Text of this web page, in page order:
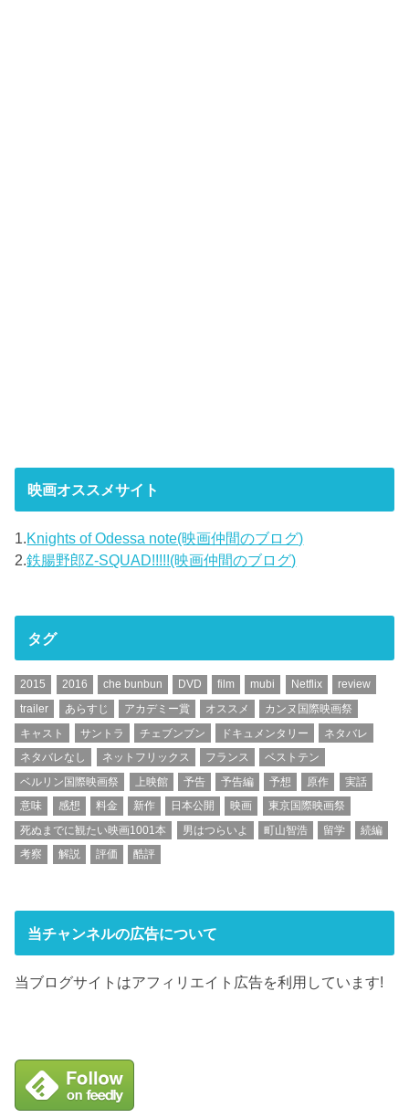
映画オススメサイト
1.Knights of Odessa note(映画仲間のブログ)
2.鉄腸野郎Z-SQUAD!!!!!(映画仲間のブログ)
タグ
2015 2016 che bunbun DVD film mubi Netflix
review
trailer
あらすじ アカデミー賞 オススメ
カンヌ国際映画祭
キャスト
サントラ チェブンブン ドキュメンタリー
ネタバレ
ネタバレなし
ネットフリックス フランス
ベストテン
ベルリン国際映画祭
上映館 予告 予告編 予想 原作
実話
意味
感想 料金 新作 日本公開 映画
東京国際映画祭
死ぬまでに観たい映画1001本
男はつらいよ 町山智浩 留学
続編
考察
解説 評価 酷評
当チャンネルの広告について
当ブログサイトはアフィリエイト広告を利用しています!